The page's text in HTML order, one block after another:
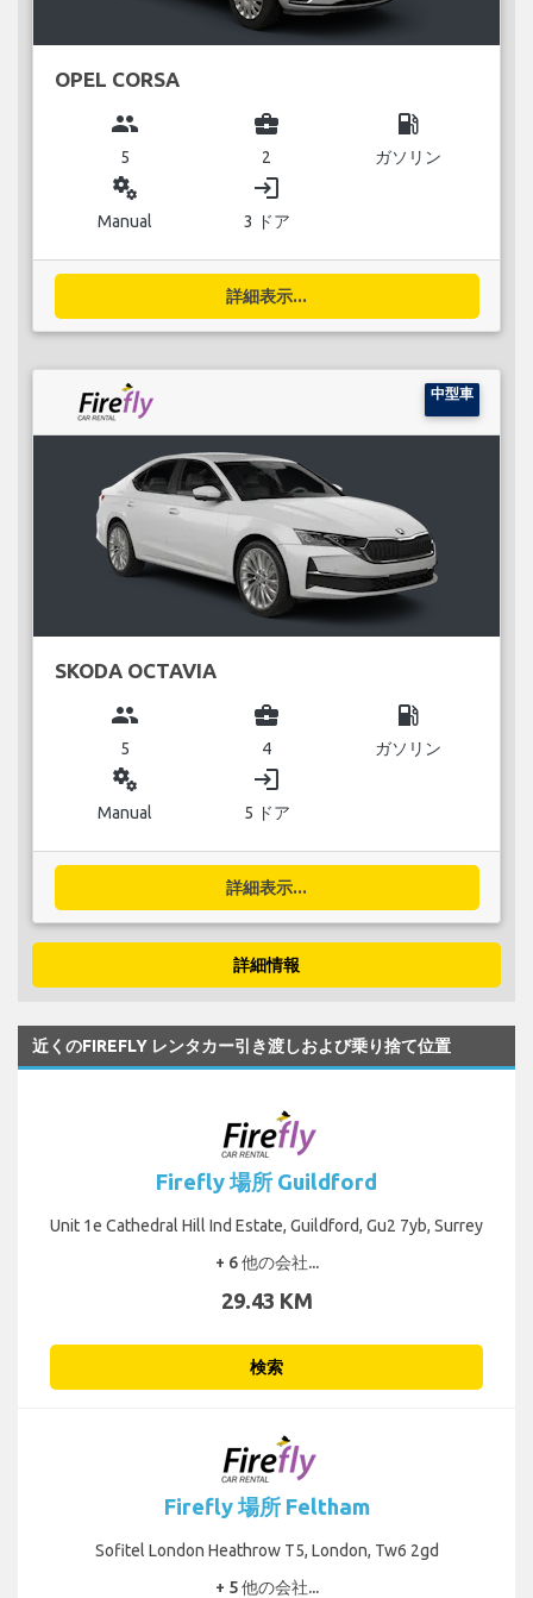
OPEL CORSA
group
5
business_center
2
local_gas_station
ガソリン
miscellaneous_services
Manual
login
3 ドア
詳細表示...
中型車
SKODA OCTAVIA
group
5
business_center
4
local_gas_station
ガソリン
miscellaneous_services
Manual
login
5 ドア
詳細表示...
詳細情報
近くのFIREFLY レンタカー引き渡しおよび乗り捨て位置
Firefly 場所 Guildford
Unit 1e Cathedral Hill Ind Estate, Guildford, Gu2 7yb, Surrey
+ 6 他の会社...
29.43 KM
検索
Firefly 場所 Feltham
Sofitel London Heathrow T5, London, Tw6 2gd
+ 5 他の会社...